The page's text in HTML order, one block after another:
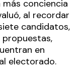
conciencia
al recordar
candidatos,
en
electorado.